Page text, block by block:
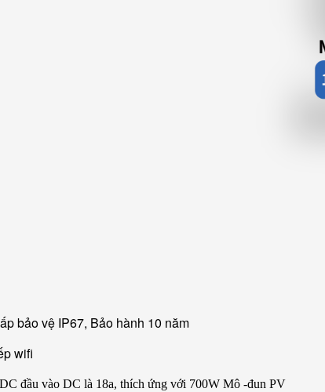
bảo vệ IP67, Bảo hành 10 năm
wifi
đầu vào DC là 18a, thích ứng với 700W Mô -đun PV